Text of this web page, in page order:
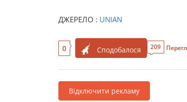
ДЖЕРЕЛО : UNIAN
0 Сподобалося 209
Відключити рекламу